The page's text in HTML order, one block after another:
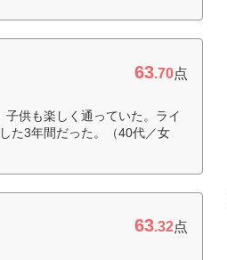
63.70点
供も楽しく通っていた。ライ
た3年間だった。（40代／女
63.32点